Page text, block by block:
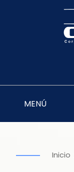
MENÚ
Inicio